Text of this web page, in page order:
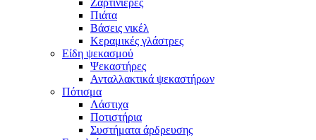
Πιάτα
Βάσεις νικέλ
Κεραμικές γλάστρες
Είδη ψεκασμού
Ψεκαστήρες
Ανταλλακτικά ψεκαστήρων
Πότισμα
Λάστιχα
Ποτιστήρια
Συστήματα άρδρευσης